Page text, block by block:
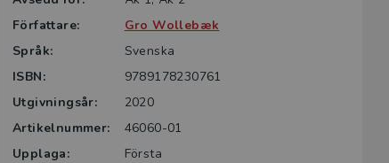
Författare:
Gro Wollebæk
Språk:
Svenska
ISBN:
9789178230761
Utgivningsår:
2020
Artikelnummer:
46060-01
Upplaga:
Första